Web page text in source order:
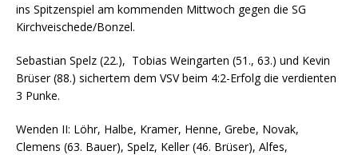
ins Spitzenspiel am kommenden Mittwoch gegen die SG
Kirchveischede/Bonzel.
Sebastian Spelz (22.), Tobias Weingarten (51., 63.) und Kevin
Brüser (88.) sichertem dem VSV beim 4:2-Erfolg die verdienten
3 Punke.
Wenden II: Löhr, Halbe, Kramer, Henne, Grebe, Novak,
Clemens (63. Bauer), Spelz, Keller (46. Brüser), Alfes,